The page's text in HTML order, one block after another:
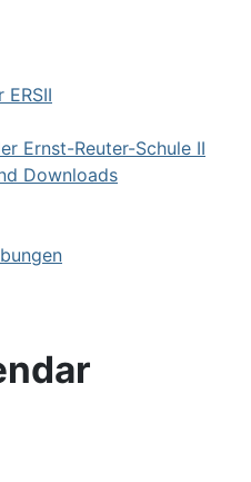
Ernst-Reuter-Schule II
Downloads